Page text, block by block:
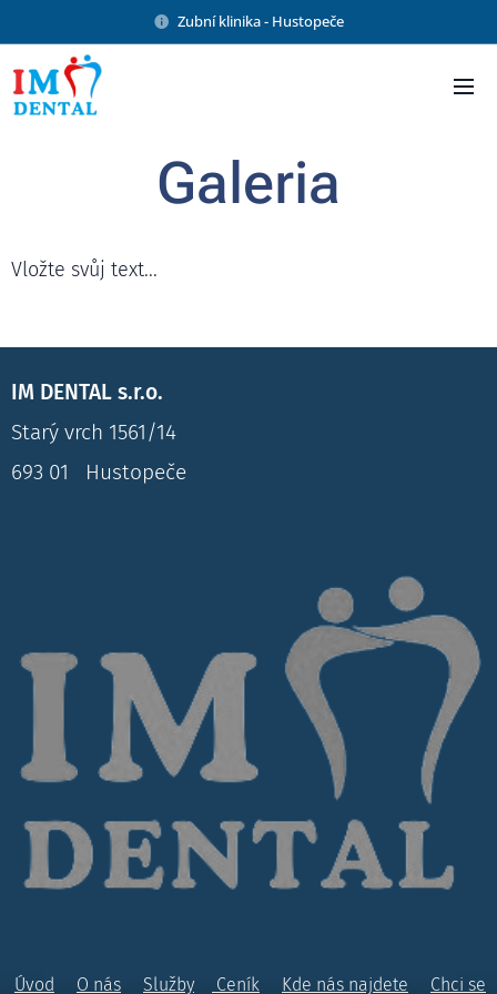
Zubní klinika - Hustopeče
Galeria
Vložte svůj text...
IM DENTAL s.r.o.
Starý vrch 1561/14
693 01 Hustopeče
Úvod O nás Služby Ceník Kde nás najdete Chci se